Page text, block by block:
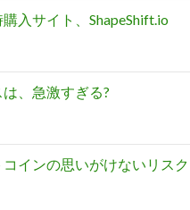
入サイト、ShapeShift.io
、急激すぎる?
インの思いがけないリスク